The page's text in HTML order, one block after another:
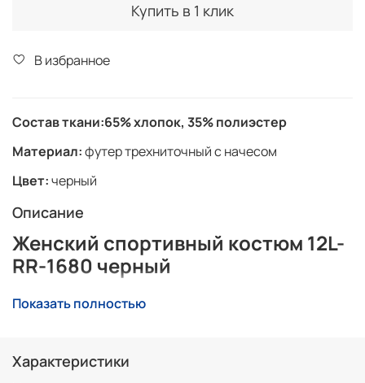
Купить в 1 клик
В избранное
Состав ткани:65% хлопок, 35% полиэстер
Материал:футер трехниточный с начесом
Цвет:черный
Описание
Женский спортивный костюм 12L-
RR-1680 черный
Красивый, стильный женский костюм из натурального
материала.
трикотажного полотна с изнаночным начесом.
Показать полностью
Характеристики